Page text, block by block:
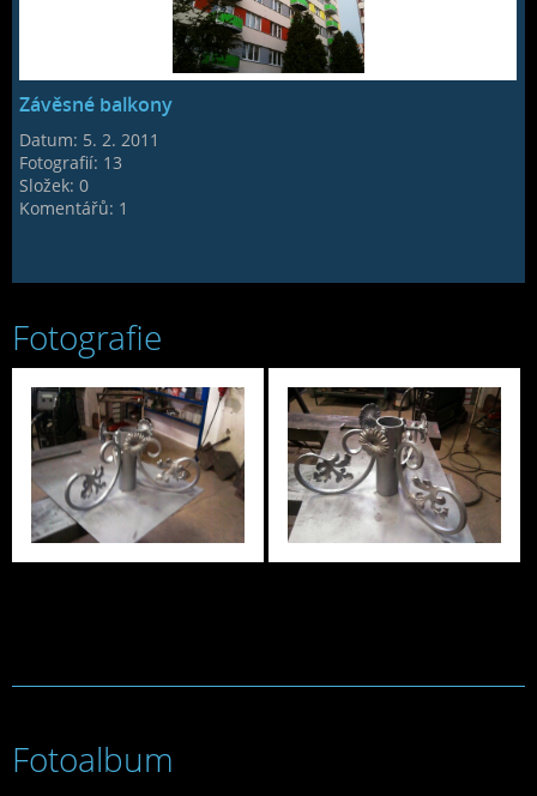
Závěsné balkony
Datum: 5. 2. 2011
Fotografií: 13
Složek:0
Komentářů: 1
Fotografie
Fotoalbum